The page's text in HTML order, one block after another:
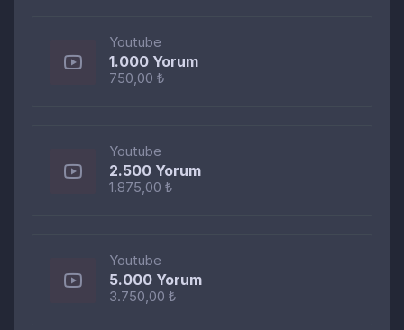
Youtube
1.000 Yorum
750,00 ₺
Youtube
2.500 Yorum
1.875,00 ₺
Youtube
5.000 Yorum
3.750,00 ₺